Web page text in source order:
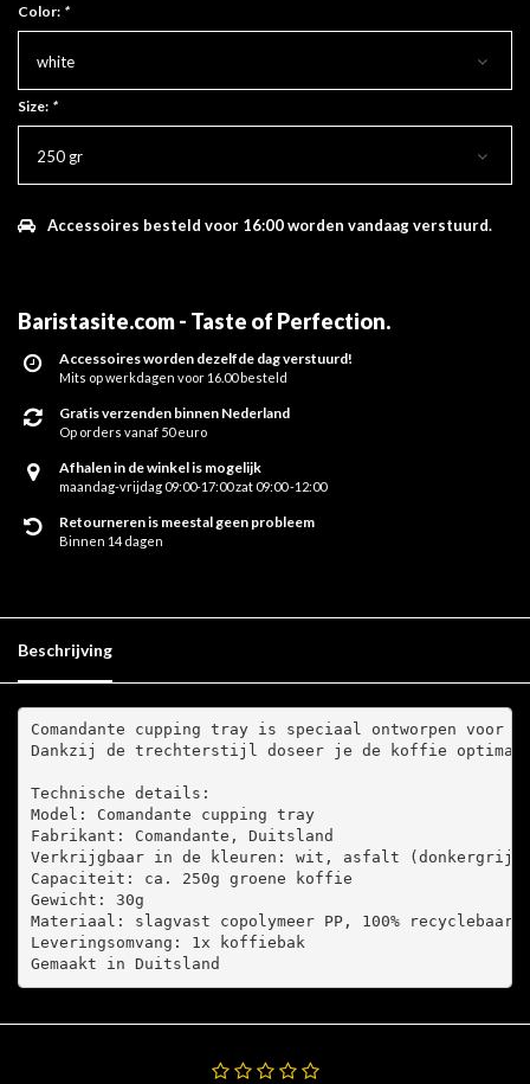
Color: *
white
Size: *
250 gr
Accessoires besteld voor 16:00 worden vandaag verstuurd.
Baristasite.com - Taste of Perfection.
Accessoires worden dezelfde dag verstuurd!
Mits op werkdagen voor 16.00 besteld
Gratis verzenden binnen Nederland
Op orders vanaf 50 euro
Afhalen in de winkel is mogelijk
maandag-vrijdag 09:00-17:00 zat 09:00 -12:00
Retourneren is meestal geen probleem
Binnen 14 dagen
Beschrijving
Comandante cupping tray is speciaal ontworpen
Dankzij de trechterstijl doseer je de koffie
Technische details:
Model: Comandante cupping tray
Fabrikant: Comandante, Duitsland
Verkrijgbaar in de kleuren: wit, asfalt
Capaciteit: ca. 250g groene koffie
Gewicht: 30g
Materiaal: slagvast copolymeer PP, 100% recyclebaar
Leveringsomvang: 1x koffiebak
Gemaakt in Duitsland